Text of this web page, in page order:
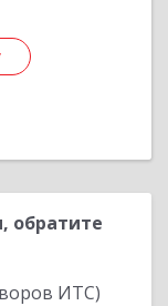
обратите
ИТС)